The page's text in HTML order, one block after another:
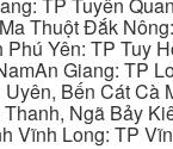
Thuột Đắk
Yên: TP Tuy
Giang: TP
Bến Cát Cà
Ngã Bảy
Vĩnh Long: TP